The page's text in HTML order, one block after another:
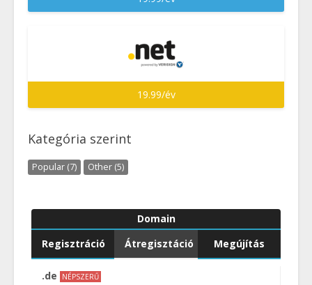
19.99/év
Kategória szerint
Popular (7) Other (5)
Domain
Regisztráció
Átregisztáció Megújítás
.de NÉPSZERŰ